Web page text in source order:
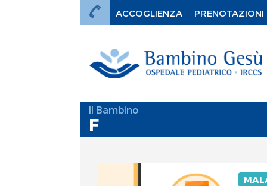
ACCOGLIENZA PRENOTAZIONI
Il Bambino
F